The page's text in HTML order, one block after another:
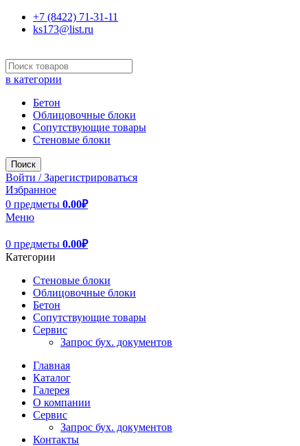
+7 (8422) 71-31-11
ks173@list.ru
в категории
Бетон
Облицовочные блоки
Сопутствующие товары
Стеновые блоки
Поиск
Войти / Зарегистрироваться
Избранное
0 предметы 0.00₽
Меню
0 предметы 0.00₽
Категории
Стеновые блоки
Облицовочные блоки
Бетон
Сопутствующие товары
Сервис
Запрос бух. документов
Главная
Каталог
Галерея
О компании
Сервис
Запрос бух. документов
Контакты